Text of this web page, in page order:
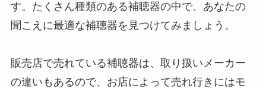
す。たくさん種類のある補聴器の中で、あなたの
聞こえに最適な補聴器を見つけてみましょう。
販売店で売れている補聴器は、取り扱いメーカー
の違いもあるので、お店によって売れ行きにはモ